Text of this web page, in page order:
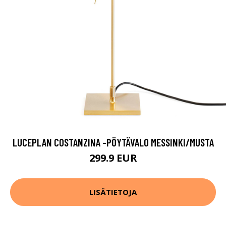
LUCEPLAN COSTANZINA -PÖYTÄVALO MESSINKI/MUSTA
299.9 EUR
LISÄTIETOJA